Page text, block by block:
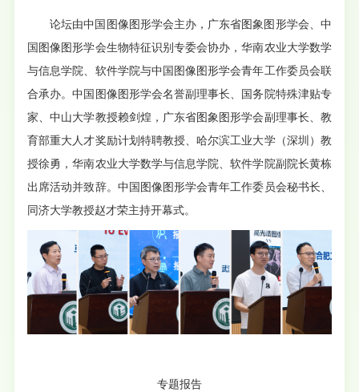
论坛由中国图像图形学会主办，广东省图象图形学会、中
国图像图形学会生物特征识别专委会协办，华南农业大学数学
与信息学院、软件学院与中国图像图形学会青年工作委员会联
合承办。中国图像图形学会名誉副理事长、国务院特殊津贴专
家、中山大学教授赖剑煌，广东省图象图形学会副理事长、教
育部重大人才奖励计划特聘教授、哈尔滨工业大学（深圳）教
授徐勇，华南农业大学数学与信息学院、软件学院副院长黄栋
出席活动并致辞。中国图像图形学会青年工作委员会秘书长、
同济大学教授赵才荣主持开幕式。
专题报告